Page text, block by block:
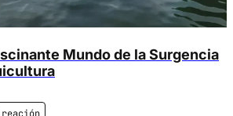
Mundo de la Surgencia